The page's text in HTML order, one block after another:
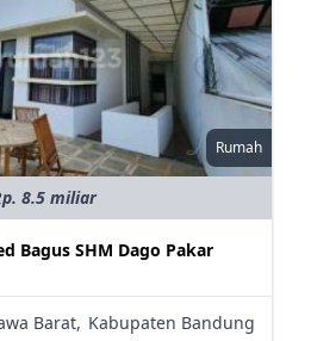
Rumah
8.5 miliar
Bagus SHM Dago Pakar
Barat, Kabupaten Bandung